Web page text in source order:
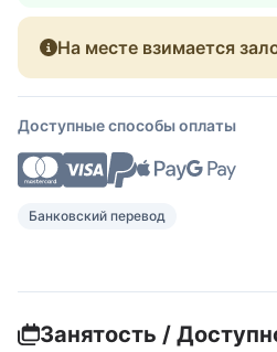
На месте взимается
Доступные способы оплаты
Банковский перевод
Занятость /